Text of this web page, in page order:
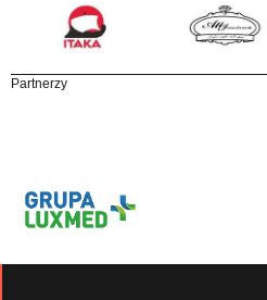
Partnerzy